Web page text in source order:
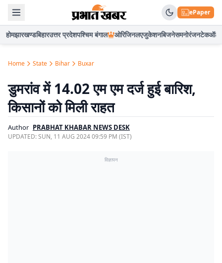
ePaper
होमझारखण्डबिहारउत्तर प्रदेशपश्चिम बंगाल ओरिजिनलएजुकेशनबिजनेसमनोरंजनटेकऑटो
Home State Bihar Buxar
डुमरांव में 14.02 एम एम दर्ज हुई बारिश,
किसानों को मिली राहत
Author PRABHAT KHABAR NEWS DESK
UPDATED:SUN, 11 AUG 2024 09:59 PM (IST)
विज्ञापन